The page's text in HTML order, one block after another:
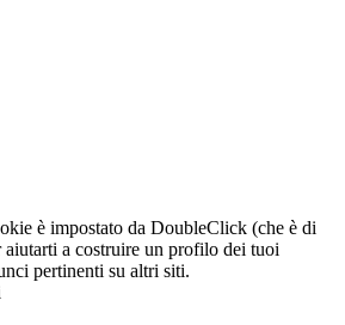
è impostato da DoubleClick (che è di
a costruire un profilo dei tuoi
pertinenti su altri siti.